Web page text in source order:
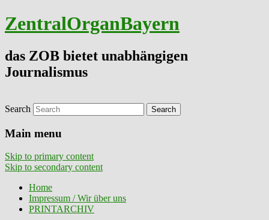
ZentralOrganBayern
das ZOB bietet unabhängigen
Journalismus
Search
Main menu
Skip to primary content
Skip to secondary content
Home
Impressum / Wir über uns
PRINTARCHIV